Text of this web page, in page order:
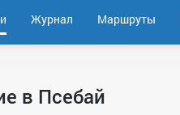
Журнал Маршруты
в Псебай